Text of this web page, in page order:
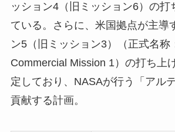
ッション4（旧ミッション6）の打
ている。さらに、米国拠点が主導
ン5（旧ミッション3）（正式名称
Commercial Mission 1）の打ち上
定しており、NASAが行う「アル
貢献する計画。